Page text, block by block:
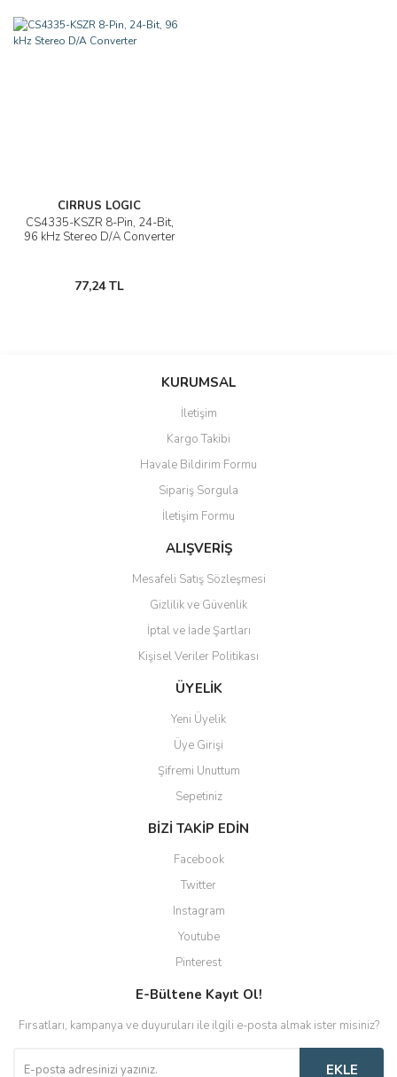
CIRRUS LOGIC
CS4335-KSZR 8-Pin, 24-Bit,
96 kHz Stereo D/A Converter
77,24 TL
KURUMSAL
İletişim
Kargo Takibi
Havale Bildirim Formu
Sipariş Sorgula
İletişim Formu
ALIŞVERİŞ
Mesafeli Satış Sözleşmesi
Gizlilik ve Güvenlik
İptal ve İade Şartları
Kişisel Veriler Politikası
ÜYELİK
Yeni Üyelik
Üye Girişi
Şifremi Unuttum
Sepetiniz
BİZİ TAKİP EDİN
Facebook
Twitter
Instagram
Youtube
Pinterest
E-Bültene Kayıt Ol!
Fırsatları, kampanya ve duyuruları ile ilgili e-posta almak ister misiniz?
EKLE